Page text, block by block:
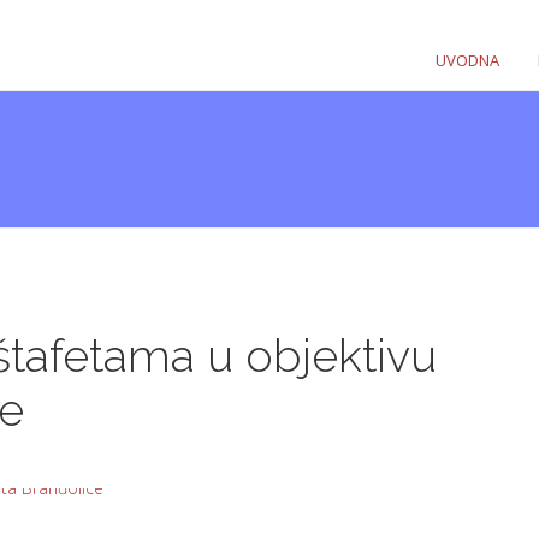
UVODNA
u objektivu